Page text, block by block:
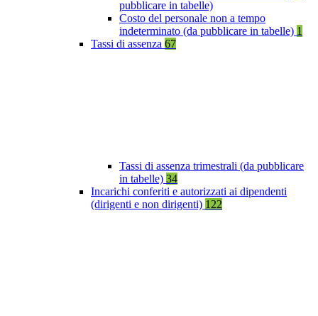
pubblicare in tabelle)
Costo del personale non a tempo
indeterminato (da pubblicare in tabelle) 1
Tassi di assenza 67
Tassi di assenza trimestrali (da pubblicare
in tabelle) 34
Incarichi conferiti e autorizzati ai dipendenti
(dirigenti e non dirigenti) 122